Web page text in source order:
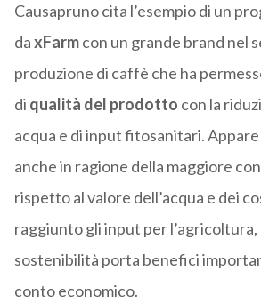
Causapruno cita l’esempio di un
daxFarmcon un grande brand nel
produzione di caffè che ha
di qualità del prodotto con la
acqua e di input fitosanitari.
anche in ragione della maggiore
rispetto al valore dell’acqua e dei
raggiunto gli input per l’agricoltura,
sostenibilità porta benefici
conto economico.